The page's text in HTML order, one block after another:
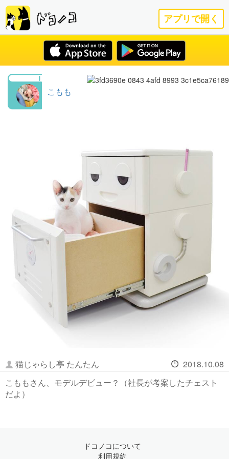
アプリで開く
こもも
猫じゃらし亭 たんたん
2018.10.08
こももさん、モデルデビュー？（社長が考案したチェスト
だよ）
ドコノコについて
利用規約